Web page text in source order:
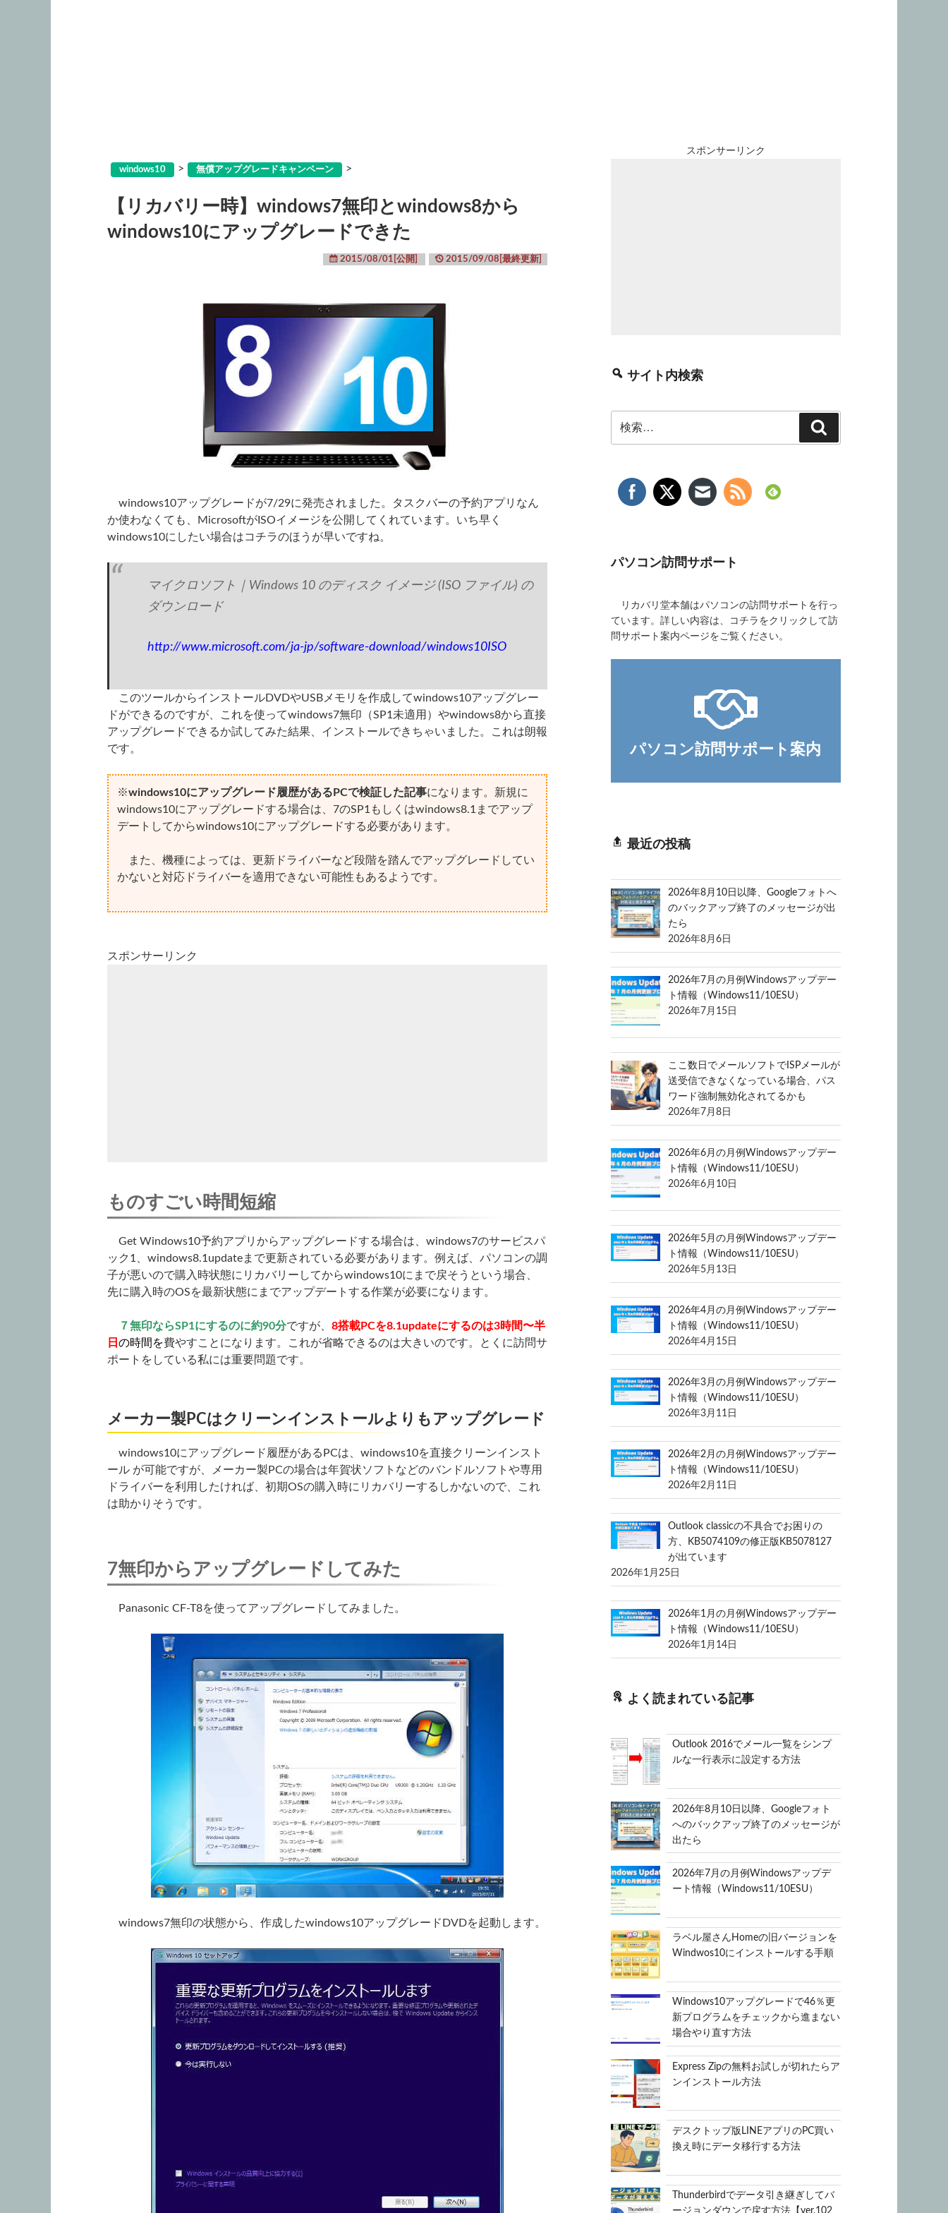
windows10 > 無償アップグレードキャンペーン >
【リカバリー時】windows7無印とwindows8から
windows10にアップグレードできた
2015/08/01[公開] 2015/09/08[最終更新]
windows10アップグレードが7/29に発売されました。タスクバーの予約アプリなん
か使わなくても、MicrosoftがISOイメージを公開してくれています。いち早く
windows10にしたい場合はコチラのほうが早いですね。
マイクロソフト｜Windows 10 のディスク イメージ (ISO ファイル) の
ダウンロード
http://www.microsoft.com/ja-jp/software-download/windows10ISO
このツールからインストールDVDやUSBメモリを作成してwindows10アップグレー
ドができるのですが、これを使ってwindows7無印（SP1未適用）やwindows8から直接
アップグレードできるか試してみた結果、インストールできちゃいました。これは朗報
です。
※windows10にアップグレード履歴があるPCで検証した記事になります。新規に
windows10にアップグレードする場合は、7のSP1もしくはwindows8.1までアップ
デートしてからwindows10にアップグレードする必要があります。
また、機種によっては、更新ドライバーなど段階を踏んでアップグレードしてい
かないと対応ドライバーを適用できない可能性もあるようです。
スポンサーリンク
ものすごい時間短縮
Get Windows10予約アプリからアップグレードする場合は、windows7のサービスパ
ック1、windows8.1updateまで更新されている必要があります。例えば、パソコンの調
子が悪いので購入時状態にリカバリーしてからwindows10にまで戻そうという場合、
先に購入時のOSを最新状態にまでアップデートする作業が必要になります。
７無印ならSP1にするのに約90分ですが、 8搭載PCを8.1updateにするのは3時間〜半
日 の時間を費やすことになります。これが省略できるのは大きいのです。とくに訪問サ
ポートをしている私には重要問題です。
メーカー製PCはクリーンインストールよりもアップグレード
windows10にアップグレード履歴があるPCは、windows10を直接クリーンインスト
ール が可能ですが、メーカー製PCの場合は年賀状ソフトなどのバンドルソフトや専用
ドライバーを利用したければ、初期OSの購入時にリカバリーするしかないので、これ
は助かりそうです。
7無印からアップグレードしてみた
Panasonic CF-T8を使ってアップグレードしてみました。
windows7無印の状態から、作成したwindows10アップグレードDVDを起動します。
スポンサーリンク
サイト内検索
索:
索
パソコン訪問サポート
リカバリ堂本舗はパソコンの訪問サポートを行っ
ています。詳しい内容は、コチラをクリックして訪
問サポート案内ページをご覧ください。
パソコン訪問サポート案内
最近の投稿
2026年8月10日以降、Googleフォトへ
のバックアップ終了のメッセージが出
たら
2026年8月6日
2026年7月の月例Windowsアップデー
ト情報（Windows11/10ESU）
2026年7月15日
ここ数日でメールソフトでISPメールが
送受信できなくなっている場合、パス
ワード強制無効化されてるかも
2026年7月8日
2026年6月の月例Windowsアップデー
ト情報（Windows11/10ESU）
2026年6月10日
2026年5月の月例Windowsアップデー
ト情報（Windows11/10ESU）
2026年5月13日
2026年4月の月例Windowsアップデー
ト情報（Windows11/10ESU）
2026年4月15日
2026年3月の月例Windowsアップデー
ト情報（Windows11/10ESU）
2026年3月11日
2026年2月の月例Windowsアップデー
ト情報（Windows11/10ESU）
2026年2月11日
Outlook classicの不具合でお困りの
方、KB5074109の修正版KB5078127
が出ています
2026年1月25日
2026年1月の月例Windowsアップデー
ト情報（Windows11/10ESU）
2026年1月14日
よく読まれている記事
Outlook 2016でメール一覧をシンプ
ルな一行表示に設定する方法
2026年8月10日以降、Googleフォト
へのバックアップ終了のメッセージが
出たら
2026年7月の月例Windowsアップデ
ート情報（Windows11/10ESU）
ラベル屋さんHomeの旧バージョンを
Windwos10にインストールする手順
Windows10アップグレードで46％更
新プログラムをチェックから進まない
場合やり直す方法
Express Zipの無料お試しが切れたらア
ンインストール方法
デスクトップ版LINEアプリのPC買い
換え時にデータ移行する方法
Thunderbirdでデータ引き継ぎしてバ
ージョンダウンで戻す方法【ver.102